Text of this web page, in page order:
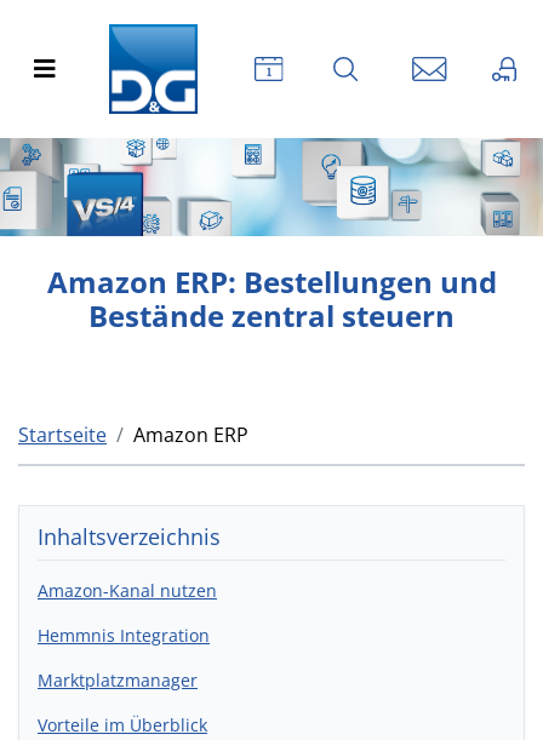
Amazon ERP: Bestellungen und
Bestände zentral steuern
Startseite Amazon ERP
Inhaltsverzeichnis
Amazon-Kanal nutzen
Hemmnis Integration
Marktplatzmanager
Vorteile im Überblick